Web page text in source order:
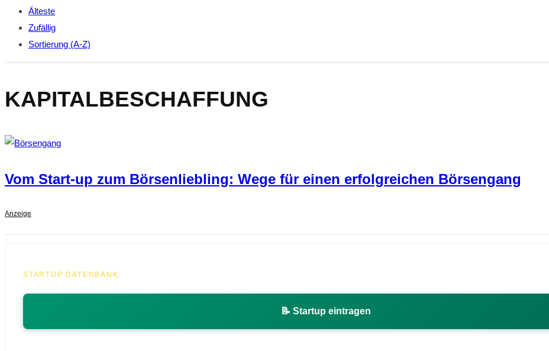
Älteste
Zufällig
Sortierung (A-Z)
KAPITALBESCHAFFUNG
Vom Start-up zum Börsenliebling: Wege für einen erfolgreichen Börsengang
Anzeige
STARTUP DATENBANK
📝 Startup eintragen